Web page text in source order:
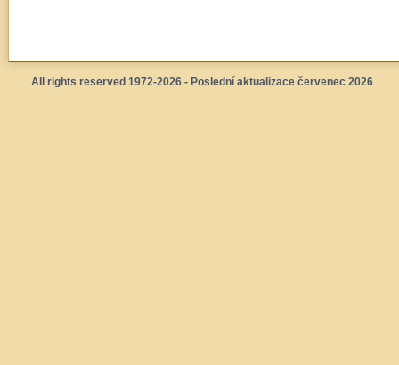
All rights reserved 1972-2026 - Poslední aktualizace červenec 2026